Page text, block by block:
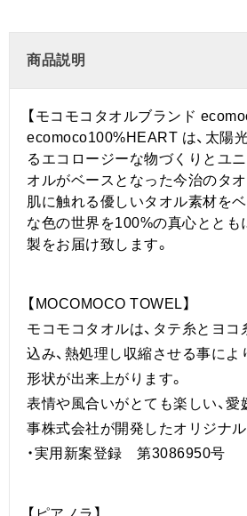
商品説明
【モコモコタオルブランド
ecomoco100%HEART は、太陽
るエコロージーな物づくりとユ
オルがベースとなった今治のタオ
肌に触れる優しいタオル素材を
な色の世界を100%の真心ととも
製をお届け致します。
【MOCOMOCO TOWEL】
モコモコタオルは、タテ糸とヨコ
込み、熱処理し収縮させる事によ
形状が出来上がります。
表情や風合いがとても楽しい、
事株式会社が開発したオリジナル
・実用新案登録 第3086950号